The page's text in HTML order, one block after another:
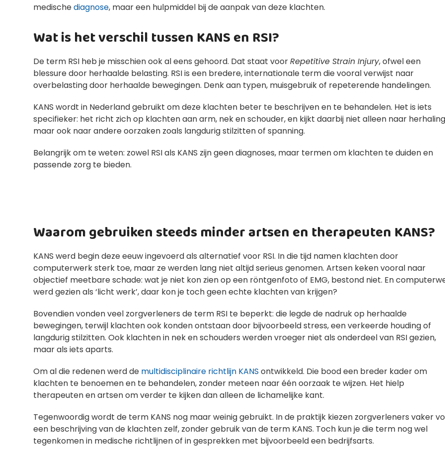
medischediagnose, maar een hulpmiddel bij de aanpak van deze klachten.
Wat is het verschil tussen KANS en RSI?
De term RSI heb je misschien ook al eens gehoord. Dat staat voorRepetitive Strain Injury, ofwel een
blessure door herhaalde belasting. RSI is een bredere, internationale term die vooral verwijst naar
overbelasting door herhaalde bewegingen. Denk aan typen, muisgebruik of repeterende handelingen.
KANS wordt in Nederland gebruikt om deze klachten beter te beschrijven en te behandelen. Het is iets
specifieker: het richt zich op klachten aan arm, nek en schouder, en kijkt daarbij niet alleen naar
maar ook naar andere oorzaken zoals langdurig stilzitten of spanning.
Belangrijk om te weten: zowel RSI als KANS zijn geen diagnoses, maar termen om klachten te duiden en
passende zorg te bieden.
Waarom gebruiken steeds minder artsen en therapeuten KANS?
KANS werd begin deze eeuw ingevoerd als alternatief voor RSI. In die tijd namen klachten door
computerwerk sterk toe, maar ze werden lang niet altijd serieus genomen. Artsen keken vooral naar
objectief meetbare schade: wat je niet kon zien op een röntgenfoto of EMG, bestond niet. En
werd gezien als ‘licht werk’, daar kon je toch geen echte klachten van krijgen?
Bovendien vonden veel zorgverleners de term RSI te beperkt: die legde de nadruk op herhaalde
bewegingen, terwijl klachten ook konden ontstaan door bijvoorbeeld stress, een verkeerde houding of
langdurig stilzitten. Ook klachten in nek en schouders werden vroeger niet als onderdeel van RSI gezien,
maar als iets aparts.
Om al die redenen werd de multidisciplinaire richtlijn KANS ontwikkeld. Die bood een breder kader om
klachten te benoemen en te behandelen, zonder meteen naar één oorzaak te wijzen. Het hielp
therapeuten en artsen om verder te kijken dan alleen de lichamelijke kant.
Tegenwoordig wordt de term KANS nog maar weinig gebruikt. In de praktijk kiezen zorgverleners vaker
een beschrijving van de klachten zelf, zonder gebruik van de term KANS. Toch kun je die term nog wel
tegenkomen in medische richtlijnen of in gesprekken met bijvoorbeeld een bedrijfsarts.